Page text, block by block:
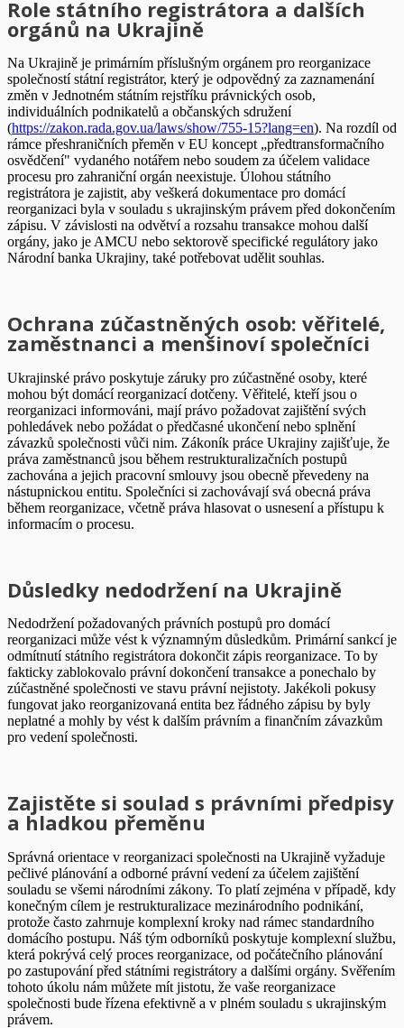
Role státního registrátora a dalších
orgánů na Ukrajině
Na Ukrajině je primárním příslušným orgánem pro reorganizace
společností státní registrátor, který je odpovědný za zaznamenání
změn v Jednotném státním rejstříku právnických osob,
individuálních podnikatelů a občanských sdružení
(https://zakon.rada.gov.ua/laws/show/755-15?lang=en). Na rozdíl od
rámce přeshraničních přeměn v EU koncept „předtransformačního
osvědčení" vydaného notářem nebo soudem za účelem validace
procesu pro zahraniční orgán neexistuje. Úlohou státního
registrátora je zajistit, aby veškerá dokumentace pro domácí
reorganizaci byla v souladu s ukrajinským právem před dokončením
zápisu. V závislosti na odvětví a rozsahu transakce mohou další
orgány, jako je AMCU nebo sektorově specifické regulátory jako
Národní banka Ukrajiny, také potřebovat udělit souhlas.
Ochrana zúčastněných osob: věřitelé,
zaměstnanci a menšinoví společníci
Ukrajinské právo poskytuje záruky pro zúčastněné osoby, které
mohou být domácí reorganizací dotčeny. Věřitelé, kteří jsou o
reorganizaci informováni, mají právo požadovat zajištění svých
pohledávek nebo požádat o předčasné ukončení nebo splnění
závazků společnosti vůči nim. Zákoník práce Ukrajiny zajišťuje, že
práva zaměstnanců jsou během restrukturalizačních postupů
zachována a jejich pracovní smlouvy jsou obecně převedeny na
nástupnickou entitu. Společníci si zachovávají svá obecná práva
během reorganizace, včetně práva hlasovat o usnesení a přístupu k
informacím o procesu.
Důsledky nedodržení na Ukrajině
Nedodržení požadovaných právních postupů pro domácí
reorganizaci může vést k významným důsledkům. Primární sankcí je
odmítnutí státního registrátora dokončit zápis reorganizace. To by
fakticky zablokovalo právní dokončení transakce a ponechalo by
zúčastněné společnosti ve stavu právní nejistoty. Jakékoli pokusy
fungovat jako reorganizovaná entita bez řádného zápisu by byly
neplatné a mohly by vést k dalším právním a finančním závazkům
pro vedení společnosti.
Zajistěte si soulad s právními předpisy
a hladkou přeměnu
Správná orientace v reorganizaci společnosti na Ukrajině vyžaduje
pečlivé plánování a odborné právní vedení za účelem zajištění
souladu se všemi národními zákony. To platí zejména v případě, kdy
konečným cílem je restrukturalizace mezinárodního podnikání,
protože často zahrnuje komplexní kroky nad rámec standardního
domácího postupu. Náš tým odborníků poskytuje komplexní službu,
která pokrývá celý proces reorganizace, od počátečního plánování
po zastupování před státními registrátory a dalšími orgány. Svěřením
tohoto úkolu nám můžete mít jistotu, že vaše reorganizace
společnosti bude řízena efektivně a v plném souladu s ukrajinským
právem.